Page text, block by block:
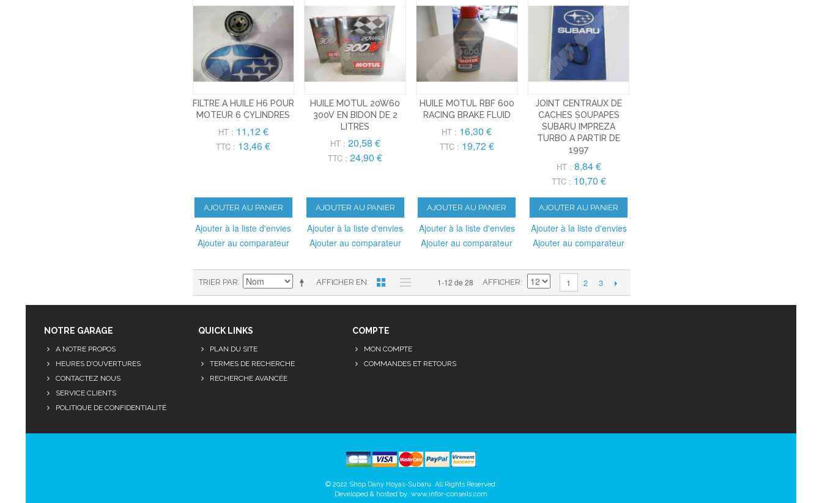
FILTRE A HUILE H6 POUR
MOTEUR 6 CYLINDRES
HT : 11,12 €
TTC : 13,46 €
AJOUTER AU PANIER
Ajouter à la liste d'envies
Ajouter au comparateur
HUILE MOTUL 20W60
300V EN BIDON DE 2
LITRES
HT : 20,58 €
TTC : 24,90 €
AJOUTER AU PANIER
Ajouter à la liste d'envies
Ajouter au comparateur
HUILE MOTUL RBF 600
RACING BRAKE FLUID
HT : 16,30 €
TTC : 19,72 €
AJOUTER AU PANIER
Ajouter à la liste d'envies
Ajouter au comparateur
JOINT CENTRAUX DE
CACHES SOUPAPES
SUBARU IMPREZA
TURBO A PARTIR DE
1997
HT : 8,84 €
TTC : 10,70 €
AJOUTER AU PANIER
Ajouter à la liste d'envies
Ajouter au comparateur
AFFICHER EN
TRIER PAR 1-12 de 28 AFFICHER 1 2 3
NOTRE GARAGE
A NOTRE PROPOS
HEURES D'OUVERTURES
CONTACTEZ NOUS
SERVICE CLIENTS
POLITIQUE DE CONFIDENTIALITÉ
QUICK LINKS
PLAN DU SITE
TERMES DE RECHERCHE
RECHERCHE AVANCÉE
COMPTE
MON COMPTE
COMMANDES ET RETOURS
© 2022 Shop Dany Hoyas-Subaru. All Rights Reserved.
Developed & hosted by: www.infor-conseils.com